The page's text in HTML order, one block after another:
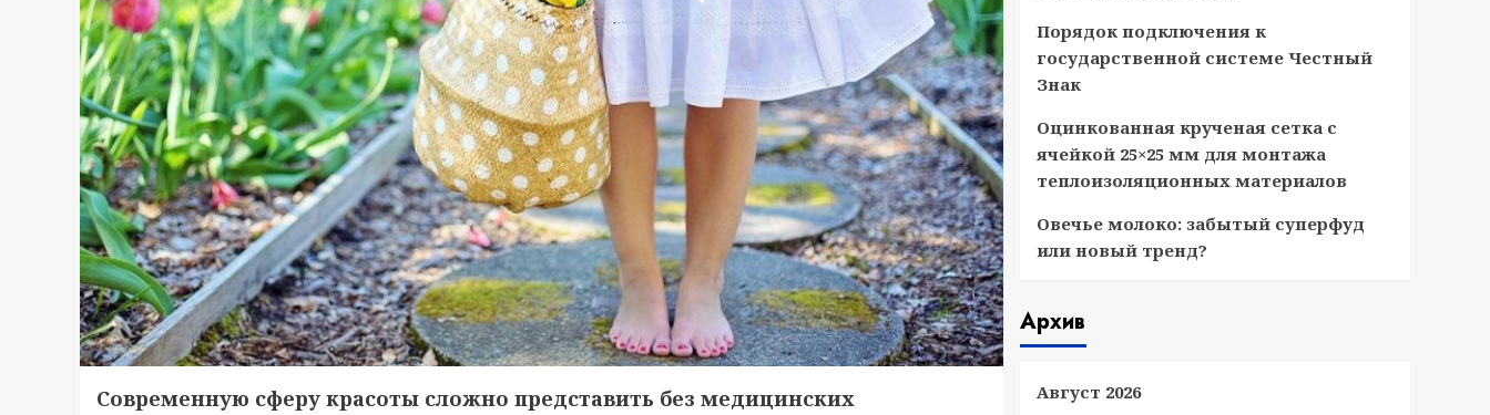
Современную сферу красоты сложно представить без медицинских
Порядок подключения к
государственной системе Честный
Знак
Оцинкованная крученая сетка с
ячейкой 25×25 мм для монтажа
теплоизоляционных материалов
Овечье молоко: забытый суперфуд
или новый тренд?
Архив
Август 2026